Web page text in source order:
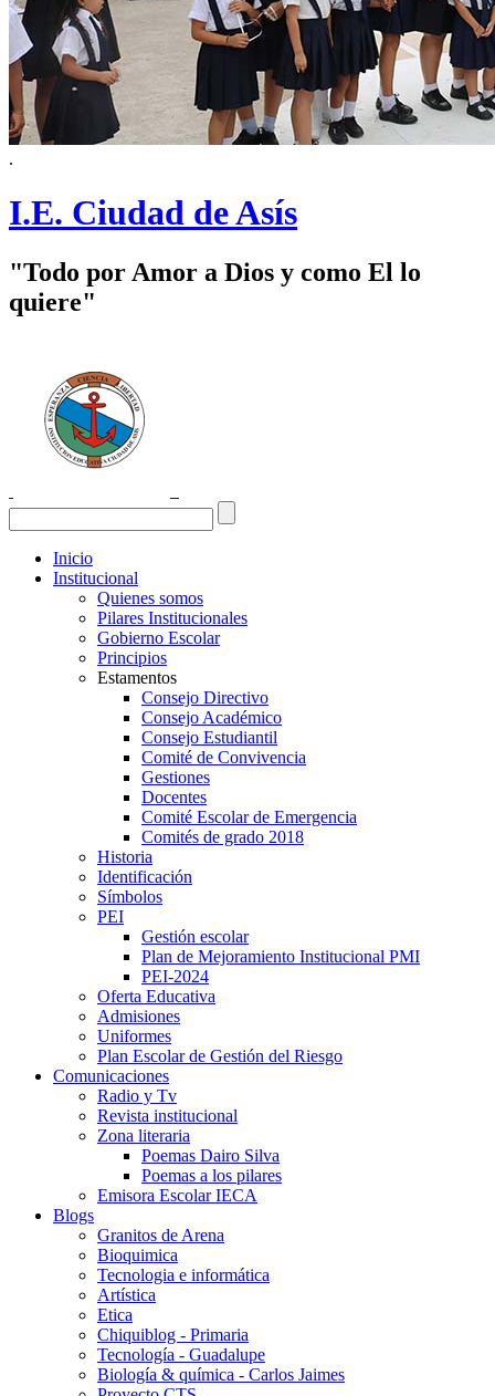
.
I.E. Ciudad de Asís
"Todo por Amor a Dios y como El lo
quiere"
Inicio
Institucional
Quienes somos
Pilares Institucionales
Gobierno Escolar
Principios
Estamentos
Consejo Directivo
Consejo Académico
Consejo Estudiantil
Comité de Convivencia
Gestiones
Docentes
Comité Escolar de Emergencia
Comités de grado 2018
Historia
Identificación
Símbolos
PEI
Gestión escolar
Plan de Mejoramiento Institucional PMI
PEI-2024
Oferta Educativa
Admisiones
Uniformes
Plan Escolar de Gestión del Riesgo
Comunicaciones
Radio y Tv
Revista institucional
Zona literaria
Poemas Dairo Silva
Poemas a los pilares
Emisora Escolar IECA
Blogs
Granitos de Arena
Bioquimica
Tecnologia e informática
Artística
Etica
Chiquiblog - Primaria
Tecnología - Guadalupe
Biología & química - Carlos Jaimes